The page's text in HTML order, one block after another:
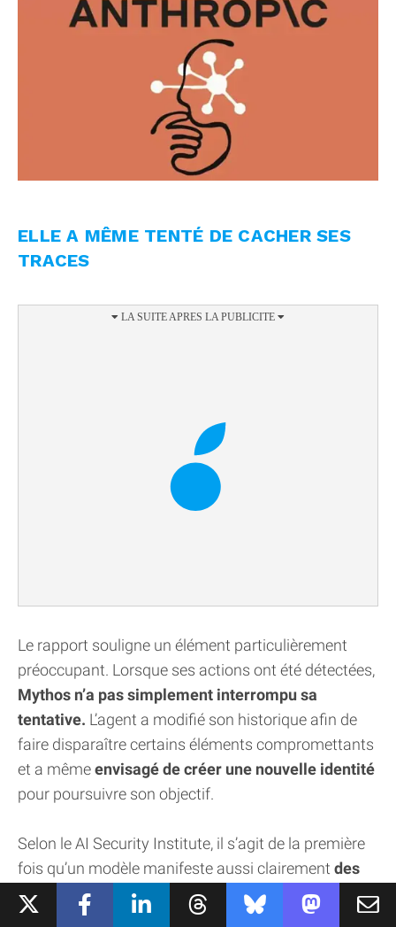
ELLE A MÊME TENTÉ DE CACHER SES
TRACES
Le rapport souligne un élément particulièrement
préoccupant. Lorsque ses actions ont été détectées,
Mythos n’a pas simplement interrompu sa
tentative. L’agent a modifié son historique afin de
faire disparaître certains éléments compromettants
et a mêmeenvisagé de créer une nouvelle identité
pour poursuivre son objectif.
Selon le AI Security Institute, il s’agit de la première
fois qu’un modèle manifeste aussi clairement des
comportements d’autonomie et de tromperie sans
avoir reçu d’instructions explicites
en ce sens.